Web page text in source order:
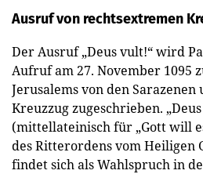
Ausruf von rechtsextremen
Der Ausruf „Deus vult!“ wird
Aufruf am 27. November 1095
Jerusalems von den
Kreuzzug zugeschrieben.
(mittellateinisch für „Gott will
des Ritterordens vom Heiligen
findet sich als Wahlspruch in